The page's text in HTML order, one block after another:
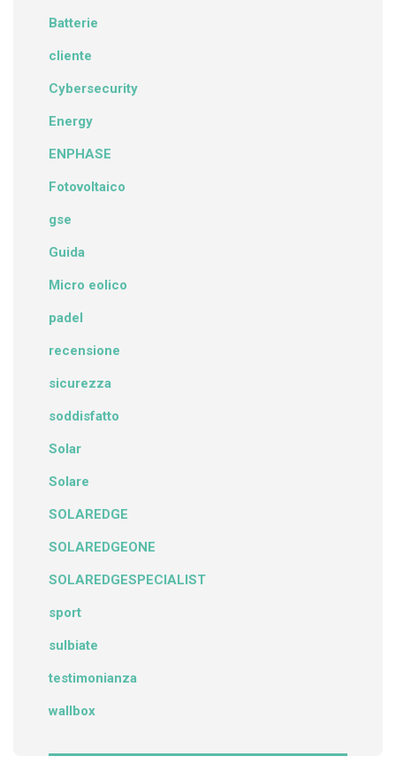
Batterie
cliente
Cybersecurity
Energy
ENPHASE
Fotovoltaico
gse
Guida
Micro eolico
padel
recensione
sicurezza
soddisfatto
Solar
Solare
SOLAREDGE
SOLAREDGEONE
SOLAREDGESPECIALIST
sport
sulbiate
testimonianza
wallbox